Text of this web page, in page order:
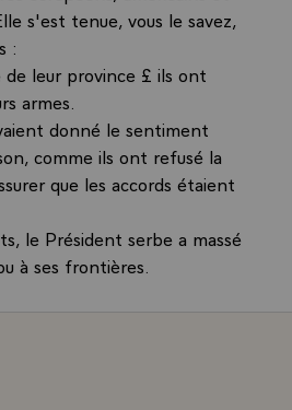
s'est tenue, vous le savez,
:
leur province £ ils ont
armes.
donné le sentiment
comme ils ont refusé la
que les accords étaient
le Président serbe a massé
à ses frontières.
Milosevic, les Alliés
d'intervenir militairement
Jacques Chirac, Président de